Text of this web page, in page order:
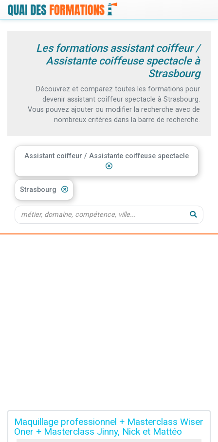
Les formations assistant coiffeur /
Assistante coiffeuse spectacle à
Strasbourg
Découvrez et comparez toutes les formations pour
devenir assistant coiffeur spectacle à Strasbourg.
Vous pouvez ajouter ou modifier la recherche avec de
nombreux critères dans la barre de recherche.
Assistant coiffeur / Assistante coiffeuse spectacle
Strasbourg
Maquillage professionnel + Masterclass Wiser
Oner + Masterclass Jinny, Nick et Mattéo